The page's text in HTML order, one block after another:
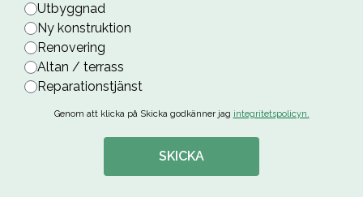
Utbyggnad
Ny konstruktion
Renovering
Altan / terrass
Reparationstjänst
Genom att klicka på Skicka godkänner jag integritetspolicyn.
SKICKA